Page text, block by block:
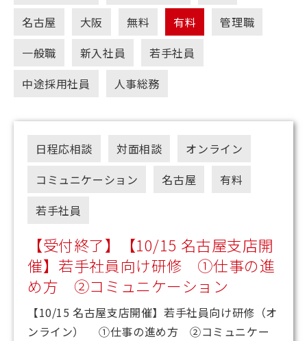
名古屋
大阪 無料 有料
管理職
一般職
新入社員
若手社員
中途採用社員
人事総務
日程応相談 対面相談
オンライン
コミュニケーション
名古屋
有料
若手社員
【受付終了】【10/15 名古屋支店開
催】若手社員向け研修 ①仕事の進
め方 ②コミュニケーション
【10/15 名古屋支店開催】若手社員向け研修（オ
ンライン） ①仕事の進め方 ②コミュニケー